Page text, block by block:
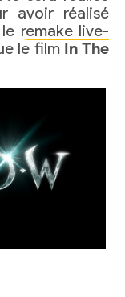
avoir réalisé
remake live-
le film In The